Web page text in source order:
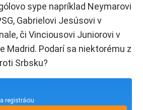
sype napríklad Neymarovi
Gabrielovi Jesúsovi v
či Vinciousovi Juniorovi v
Madrid. Podarí sa niektorému z
Srbsku?
registráciu